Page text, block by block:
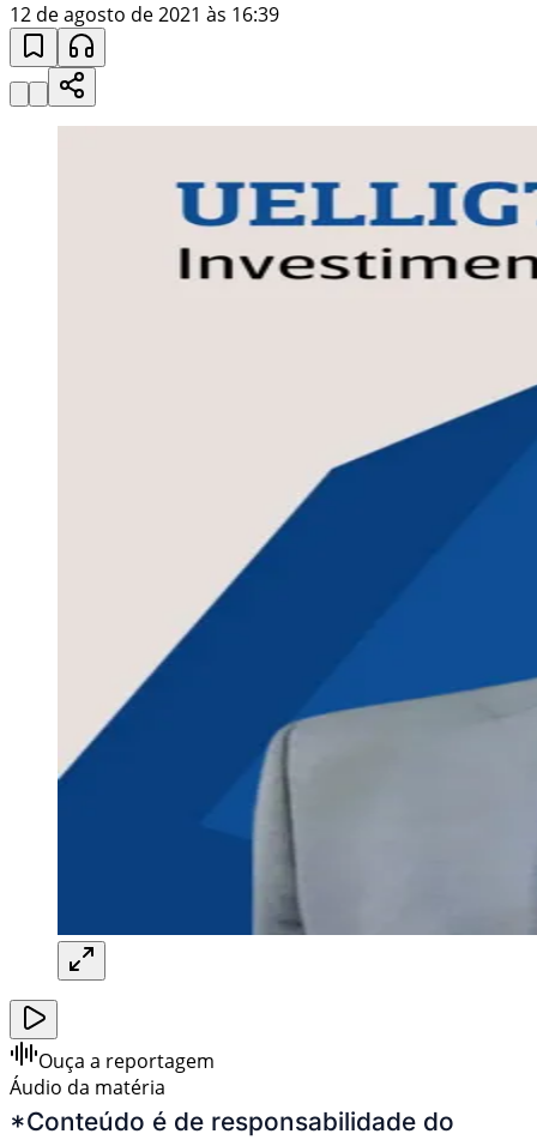
12 de agosto de 2021 às 16:39
Ouça a reportagem
Áudio da matéria
*Conteúdo é de responsabilidade do